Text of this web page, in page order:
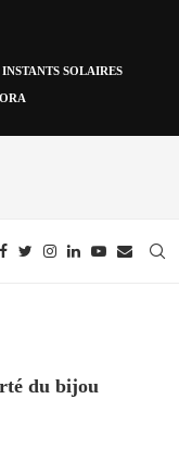
INSTANTS SOLAIRES
du bijou